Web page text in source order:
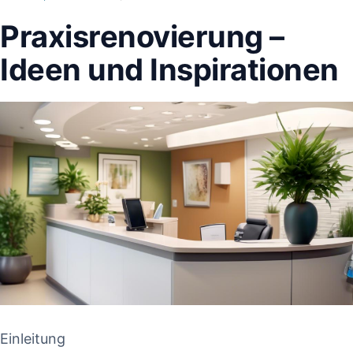
Praxisrenovierung –
Ideen und Inspirationen
Einleitung